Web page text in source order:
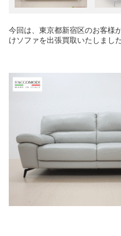
今回は、東京都新宿区のお客様
けソファを出張買取いたしました